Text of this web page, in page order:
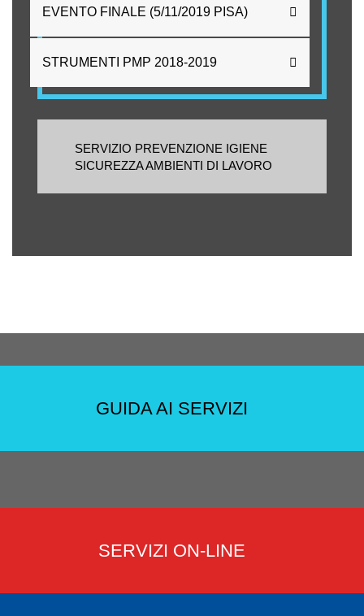
EVENTO FINALE (5/11/2019 PISA)
STRUMENTI PMP 2018-2019
SERVIZIO PREVENZIONE IGIENE
SICUREZZA AMBIENTI DI LAVORO
GUIDA AI SERVIZI
SERVIZI ON-LINE